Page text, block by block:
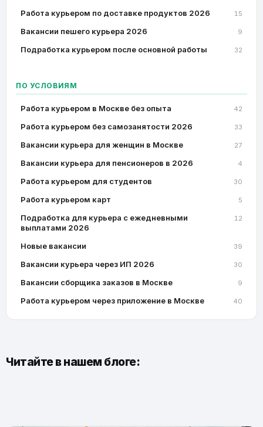
Работа курьером по доставке продуктов 2026 15
Вакансии пешего курьера 2026 9
Подработка курьером после основной работы 32
ПО УСЛОВИЯМ
Работа курьером в Москве без опыта 42
Работа курьером без самозанятости 2026 33
Вакансии курьера для женщин в Москве 27
Вакансии курьера для пенсионеров в 2026 4
Работа курьером для студентов 30
Работа курьером карт 5
Подработка для курьера с ежедневными
выплатами 2026
12
Новые вакансии 39
Вакансии курьера через ИП 2026 30
Вакансии сборщика заказов в Москве 9
Работа курьером через приложение в Москве 40
Читайте в нашем блоге: